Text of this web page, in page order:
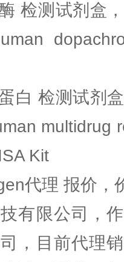
检测试剂盒
白 检测试剂
multidrug
Kit
代理 报价，
技有限公司，
，目前代理